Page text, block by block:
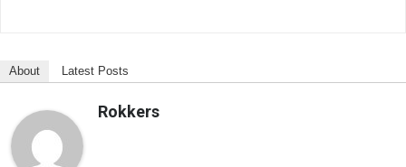
About Latest Posts
Rokkers